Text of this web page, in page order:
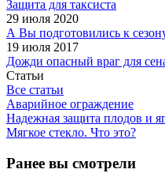
Защита для таксиста
29 июля 2020
А Вы подготовились к
19 июля 2017
Дожди опасный враг для
Статьи
Все статьи
Аварийное ограждение
Надежная защита плодов и
Мягкое стекло. Что это?
Ранее вы смотрели